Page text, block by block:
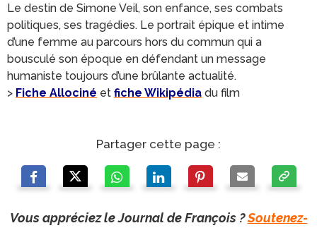
Le destin de Simone Veil, son enfance, ses combats
politiques, ses tragédies. Le portrait épique et intime
d’une femme au parcours hors du commun qui a
bousculé son époque en défendant un message
humaniste toujours d’une brûlante actualité.
> Fiche Allociné et fiche Wikipédia du film
Partager cette page :
Vous appréciez le Journal de François ?Soutenez-